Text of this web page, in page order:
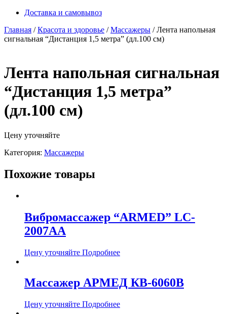
Доставка и самовывоз
Главная /Красота и здоровье /Массажеры / Лента напольная
сигнальная “Дистанция 1,5 метра” (дл.100 см)
Лента напольная сигнальная
“Дистанция 1,5 метра”
(дл.100 см)
Цену уточняйте
Категория: Массажеры
Похожие товары
Вибромассажер “ARMED” LC-
2007AA
Цену уточняйте Подробнее
Массажер АРМЕД КВ-6060В
Цену уточняйте Подробнее